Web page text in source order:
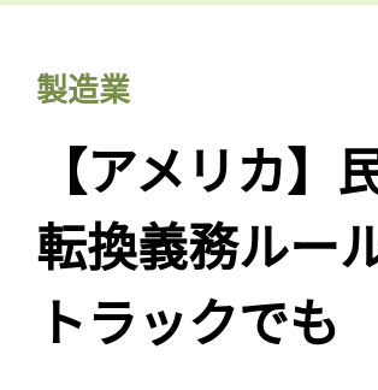
製造業
【アメリカ】
転換義務ルー
トラックでも